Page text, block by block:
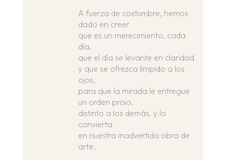
A fuerza de costumbre, hemos
dado en creer
que es un merecimiento, cada
día,
que el día se levante en claridad
y que se ofrezca límpido a los
ojos,
para que la mirada le entregue
un orden proio,
distinto a los demás, y lo
convierta
en nuestra inadvertida obra de
arte.